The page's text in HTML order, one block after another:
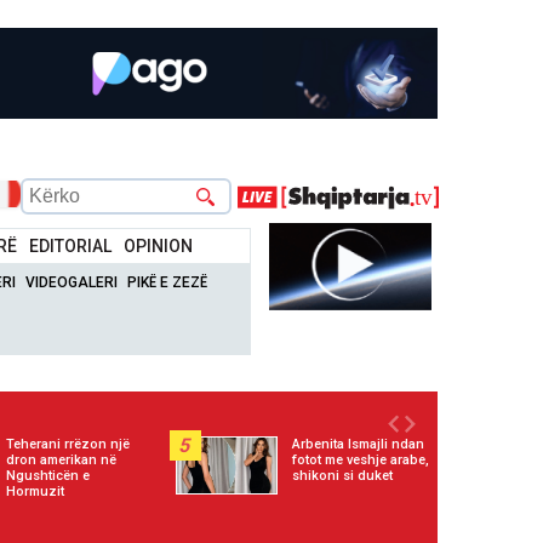
EDITORIAL OPINION
VIDEOGALERI PIKË E ZEZË
Teherani rrëzon një
dron amerikan në
Ngushticën e
Hormuzit
5
Arbenita Ismajli ndan
fotot me veshje arabe,
shikoni si duket